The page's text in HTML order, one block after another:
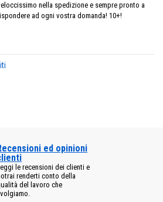
nella spedizione e sempre pronto a
ad ogni vostra domanda! 10+!
ed opinioni
le recensioni dei clienti e
renderti conto della
del lavoro che